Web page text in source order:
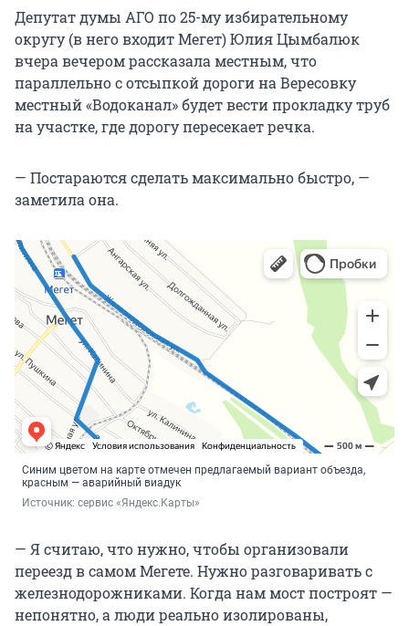
Депутат думы АГО по 25-му избирательному
округу (в него входит Мегет) Юлия Цымбалюк
вчера вечером рассказала местным, что
параллельно с отсыпкой дороги на Вересовку
местный «Водоканал» будет вести прокладку труб
на участке, где дорогу пересекает речка.
— Постараются сделать максимально быстро, —
заметила она.
Синим цветом на карте отмечен предлагаемый вариант объезда,
красным — аварийный виадук
Источник: сервис «Яндекс.Карты»
— Я считаю, что нужно, чтобы организовали
переезд в самом Мегете. Нужно разговаривать с
железнодорожниками. Когда нам мост построят —
непонятно, а люди реально изолированы,